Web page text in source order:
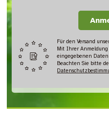
Für den Versand
Mit Ihrer Anmeldung
eingegebenen
Beachten Sie bitte